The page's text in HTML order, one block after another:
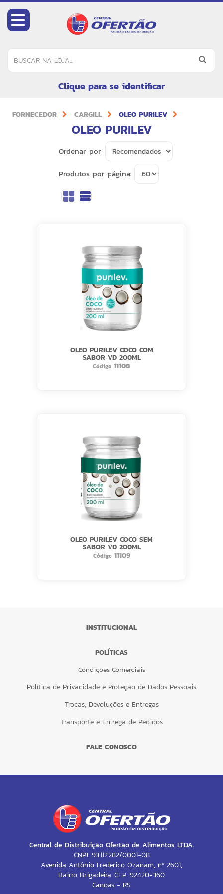
Clique para se identificar
FORNECEDOR CARGILL OLEO PURILEV
OLEO PURILEV
Ordenar por:
Produtos por página:
OLEO PURILEV COCO COM
SABOR VD 200ML
Código 11108
OLEO PURILEV COCO SEM
SABOR VD 200ML
Código11109
INSTITUCIONAL
POLÍTICAS
Condições Comerciais
Política de Privacidade e Proteção de Dados Pessoais
Trocas, Devoluções e Entregas
Transporte e Entrega de Pedidos
FALE CONOSCO
Central de Distribuição Ofertão de Alimentos LTDA.
CNPJ: 93.112.282/0001-08
Avenida Antônio Frederico Ozanam, nº 2601,
Bairro Brigadeira, CEP: 92420-360
Canoas - RS